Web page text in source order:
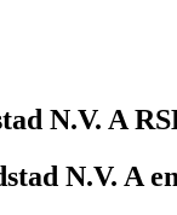
N.V. A
N.V. A